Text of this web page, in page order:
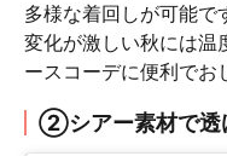
多様な着回しが可能で
変化が激しい秋には温
ースコーデに便利でお
②シアー素材で透